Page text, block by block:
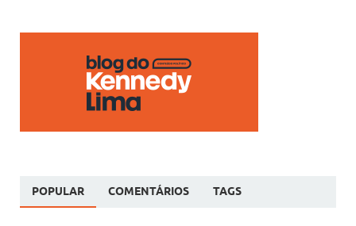
POPULAR COMENTÁRIOS TAGS